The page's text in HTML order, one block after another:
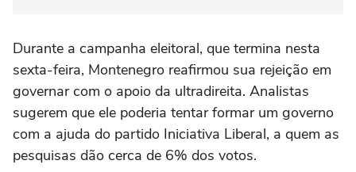
Durante a campanha eleitoral, que termina nesta
sexta-feira, Montenegro reafirmou sua rejeição em
governar com o apoio da ultradireita. Analistas
sugerem que ele poderia tentar formar um governo
com a ajuda do partido Iniciativa Liberal, a quem as
pesquisas dão cerca de 6% dos votos.